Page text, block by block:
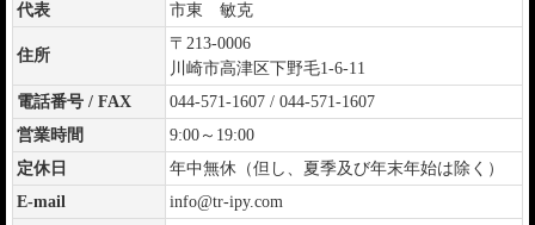
代表
市東 敏克
住所
〒213-0006
川崎市高津区下野毛1-6-11
電話番号 / FAX
044-571-1607 / 044-571-1607
営業時間
9:00～19:00
定休日
年中無休（但し、夏季及び年末年始は除く）
E-mail
info@tr-ipy.com